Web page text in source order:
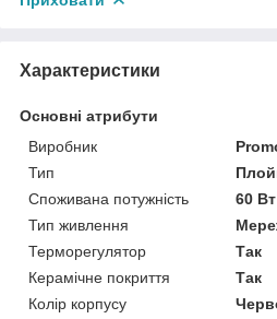
Характеристики
Основні атрибути
Виробник
Тип
Споживана потужність
60 Вт
Тип живлення
Терморегулятор
Так
Керамічне покриття
Так
Колір корпусу